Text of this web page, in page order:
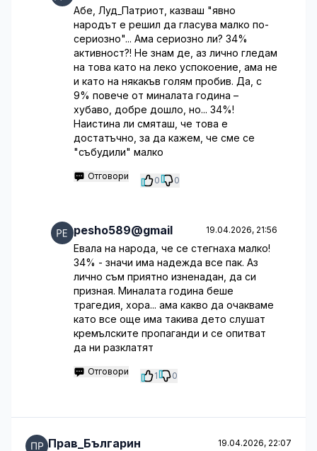
Абе, Луд_Патриот, казваш "явно
народът е решил да гласува малко по-
сериозно"... Ама сериозно ли? 34%
активност?! Не знам де, аз лично гледам
на това като на леко успокоение, ама не
и като на някакъв голям пробив. Да, с
9% повече от миналата година –
хубаво, добре дошло, но... 34%!
Наистина ли смяташ, че това е
достатъчно, за да кажем, че сме се
"събудили" малко
Отговори 0 0
pesho589@gmail 19.04.2026, 21:56
Евала на народа, че се стегнаха малко!
34% - значи има надежда все пак. Аз
лично съм приятно изненадан, да си
призная. Миналата година беше
трагедия, хора... ама какво да очакваме
като все още има такива дето слушат
кремълските пропаганди и се опитват
да ни разклатят
Отговори 1 0
Прав_Българин 19.04.2026, 22:07